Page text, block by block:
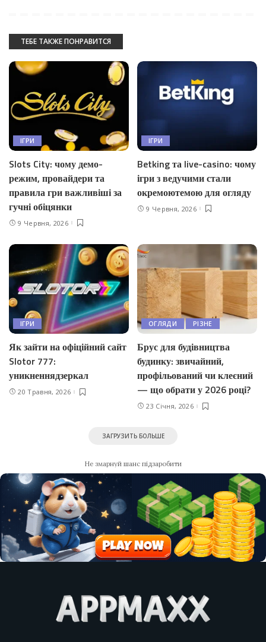
ТЕБЕ ТАКЖЕ ПОНРАВИТСЯ
ІГРИ
Slots City: чому демо-
режим, провайдери та
правила гри важливіші за
гучні обіцянки
9 Червня, 2026
ІГРИ
Betking та live-casino: чому
ігри з ведучими стали
окремоютемою для огляду
9 Червня, 2026
ІГРИ
Як зайти на офіційний сайт
Slotor 777:
уникненнядзеркал
20 Травня, 2026
ОГЛЯДИ РІЗНЕ
Брус для будівництва
будинку: звичайний,
профільований чи клеєний
— що обрати у 2026 році?
23 Січня, 2026
ЗАГРУЗИТЬ БОЛЬШЕ
Не змарнуй шанс підзаробити